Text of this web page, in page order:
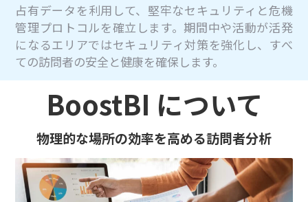
占有データを利用して、堅牢なセキュリティと危機
管理プロトコルを確立します。期間中や活動が活発
になるエリアではセキュリティ対策を強化し、すべ
ての訪問者の安全と健康を確保します。
BoostBI について
物理的な場所の効率を高める訪問者分析